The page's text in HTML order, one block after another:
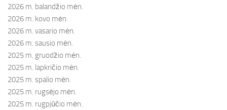
2026 m. balandžio mėn.
2026 m. kovo mėn.
2026 m. vasario mėn.
2026 m. sausio mėn.
2025 m. gruodžio mėn.
2025 m. lapkričio mėn.
2025 m. spalio mėn.
2025 m. rugsėjo mėn.
2025 m. rugpjūčio mėn.